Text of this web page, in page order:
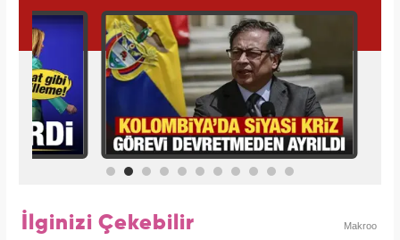
İlginizi Çekebilir Makroo